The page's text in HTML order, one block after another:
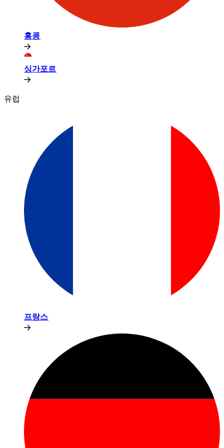
홍콩​​
싱가포르​​
유럽​​
프랑스​​